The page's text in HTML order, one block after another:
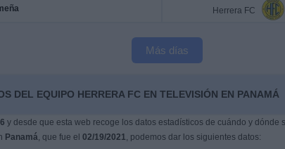
Herrera FC
Más días
DEL EQUIPO HERRERA FC EN TELEVISIÓN EN PANAMÁ
y desde que esta web recoge los datos estadísticos de cuándo y dónde
Panamá, que fue el 02/19/2021, podemos dar los siguientes datos: